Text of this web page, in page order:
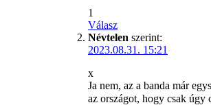
1
Válasz
Névtelen szerint:
2023.08.31. 15:21
x
Ja nem, az a banda már
az országot, hogy csak